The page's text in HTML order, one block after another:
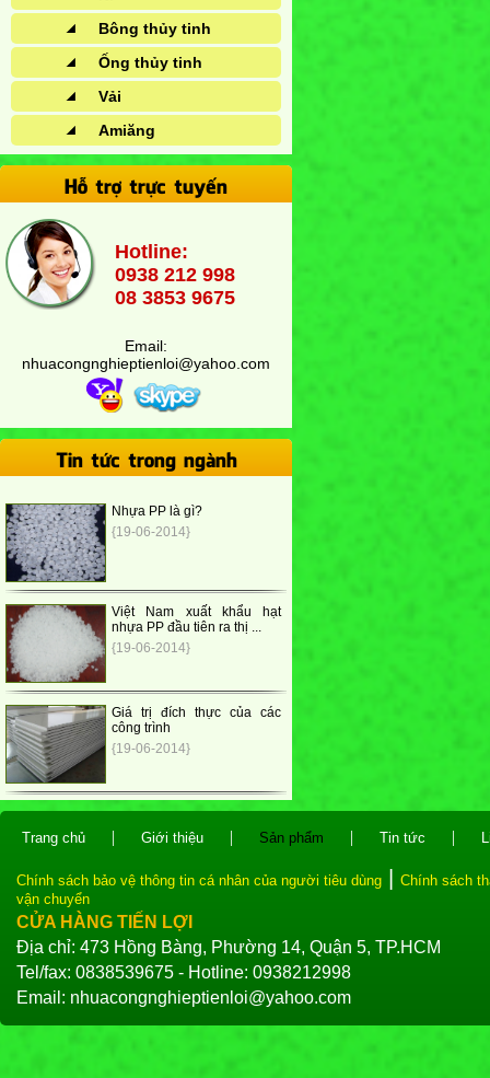
Bông thủy tinh
Ống thủy tinh
Vải
Amiăng
Hỗ trợ trực tuyến
Hotline:
0938 212 998
08 3853 9675
Email:
nhuacongnghieptienloi@yahoo.com
Tin tức trong ngành
Nhựa PP là gì?
{19-06-2014}
Việt Nam xuất khẩu hạt
nhựa PP đầu tiên ra thị ...
{19-06-2014}
Giá trị đích thực của các
công trình
{19-06-2014}
Trang chủ | Giới thiệu | Sản phẩm | Tin tức |
Chính sách bảo vệ thông tin cá nhân của người tiêu dùng
Chính sách
vận chuyển
CỬA HÀNG TIẾN LỢI
Địa chỉ: 473 Hồng Bàng, Phường 14, Quận 5, TP.HCM
Tel/fax: 0838539675 - Hotline: 0938212998
Email: nhuacongnghieptienloi@yahoo.com